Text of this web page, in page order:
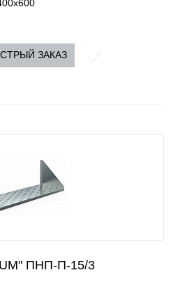
ЗАКАЗ
ПНП-П-15/3